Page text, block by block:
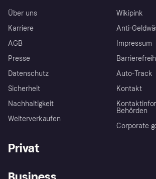
Über uns
Karriere
AGB
Presse
Datenschutz
Sicherheit
Nachhaltigkeit
Weiterverkaufen
Wikipink
Anti-
Impressum
Auto-Track
Kontakt
Behörden
Corporate
Privat